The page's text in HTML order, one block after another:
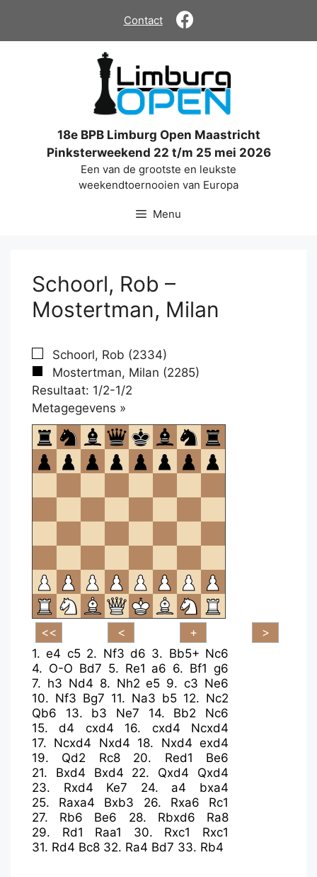
de
Contact
18e BPB Limburg Open Maastricht
Pinksterweekend 22 t/m 25 mei 2026
Een van de grootste en leukste
weekendtoernooien van Europa
Menu
Schoorl, Rob –
Mostertman, Milan
Schoorl, Rob (2334)
Mostertman, Milan (2285)
Resultaat: 1/2-1/2
Metagegevens »
om
te
openen.
1.e4 c5 2. Nf3 d6 3. Bb5+ Nc6
4. O-O Bd7 5. Re1 a6 6. Bf1 g6
7. h3 Nd4 8. Nh2 e5 9.c3 Ne6
10. Nf3 Bg7 11. Na3 b5 12. Nc2
Qb6
13. b3 Ne7 14. Bb2
Nc6
15.d4 cxd4 16. cxd4
Ncxd4
17. Ncxd4 Nxd4 18. Nxd4 exd4
19. Qd2 Rc8 20. Red1
Be6
21. Bxd4 Bxd4 22. Qxd4
Qxd4
23. Rxd4 Ke7 24. a4
bxa4
25. Raxa4 Bxb3 26. Rxa6
Rc1
27. Rb6 Be6 28. Rbxd6
Ra8
29. Rd1 Raa1 30. Rxc1
Rxc1
31. Rd4 Bc8 32. Ra4 Bd7 33. Rb4